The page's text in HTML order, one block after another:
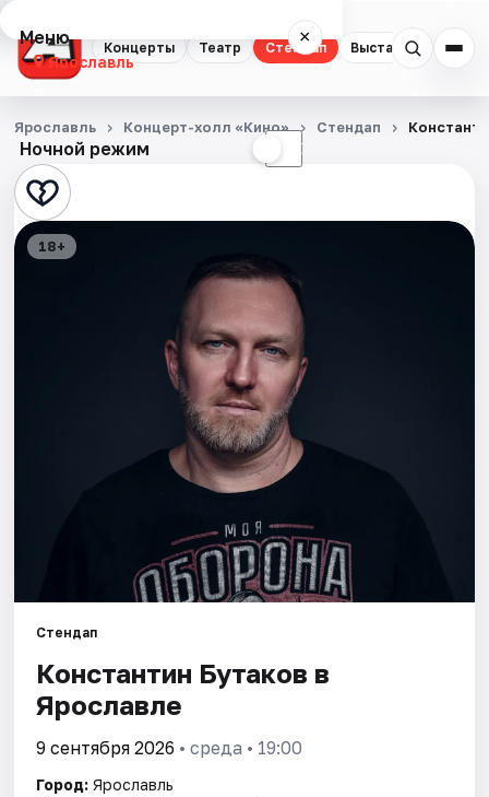
Концерты Театр Стендап Выставки
Меню ×
Ярославль
Концерты
Театр
Стендап
Рейтинги
Ночной режим ☾
Ярославль Концерт-холл «Кино» Стендап
18+
Стендап
Константин Бутаков в
Ярославле
9 сентября 2026 • среда • 19:00
Город: Ярославль